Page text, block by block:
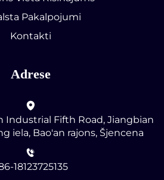
Pakalpojumi
Kontakti
Adrese
Industrial Fifth Road, Jiangbian
iela, Bao'an rajons, Šjencena
18123725135